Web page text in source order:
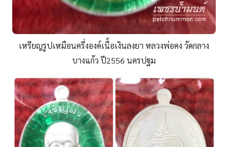
เหรียญรูปเหมือนครึ่งองค์เนื้อเงินลงยา หลวงพ่อคง วัดกลาง
บางแก้ว ปี2556 นครปฐม